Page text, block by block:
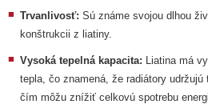
Trvanlivosť: Sú známe svojou dlhou
konštrukcii z liatiny.
Vysoká tepelná kapacita: Liatina má
tepla, čo znamená, že radiátory
čím môžu znížiť celkovú spotrebu